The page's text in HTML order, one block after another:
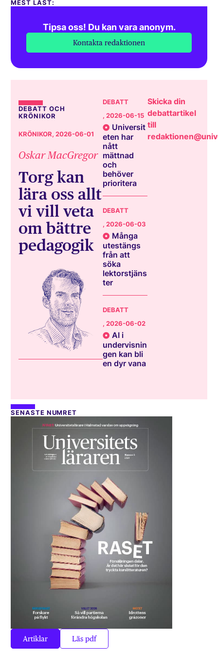
MEST LÄST:
Tipsa oss! Du kan vara anonym.
Kontakta redaktionen
DEBATT OCH
KRÖNIKOR
KRÖNIKOR, 2026-06-01
Oskar MacGregor
Torg kan
lära oss allt
vi vill veta
om bättre
pedagogik
DEBATT
, 2026-06-15
Universit
eten har
nått
mättnad
och
behöver
prioritera
DEBATT
, 2026-06-03
Många
utestängs
från att
söka
lektorstjäns
ter
DEBATT
, 2026-06-02
AI i
undervisnin
gen kan bli
en dyr vana
Skicka din
debattartikel
till
SENASTE NUMRET
Artiklar Läs pdf